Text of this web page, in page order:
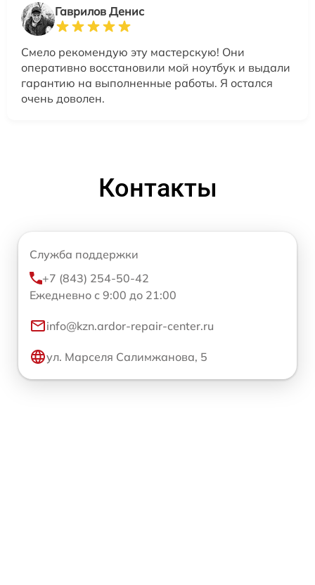
Гаврилов Денис
Смело рекомендую эту мастерскую! Они
оперативно восстановили мой ноутбук и выдали
гарантию на выполненные работы. Я остался
очень доволен.
Контакты
Служба поддержки
+7 (843) 254-50-42
Ежедневно с 9:00 до 21:00
info@kzn.ardor-repair-center.ru
ул. Марселя Салимжанова, 5